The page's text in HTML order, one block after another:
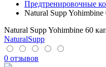
Предтренировочные
Natural Supp Yohimbine
Natural Supp Yohimbine 60
NaturalSupp
0 отзывов